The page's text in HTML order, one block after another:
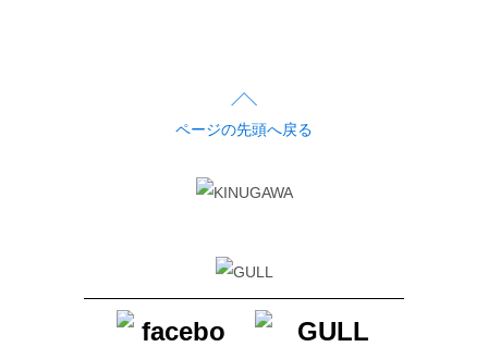
ページの先頭へ戻る